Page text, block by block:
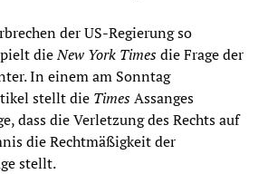
der US-Regierung so
dieNew York Timesdie Frage der
In einem am Sonntag
stellt die TimesAssanges
dass die Verletzung des Rechts auf
die Rechtmäßigkeit der
stellt.